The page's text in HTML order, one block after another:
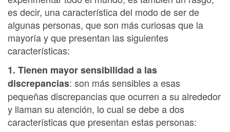
es decir, una característica del modo de ser de
algunas personas, que son más curiosas que la
mayoría y que presentan las siguientes
características:
1. Tienen mayor sensibilidad a las
discrepancias: son más sensibles a esas
pequeñas discrepancias que ocurren a su alrededor
y llaman su atención, lo cual se debe a dos
características que presentan estas personas: